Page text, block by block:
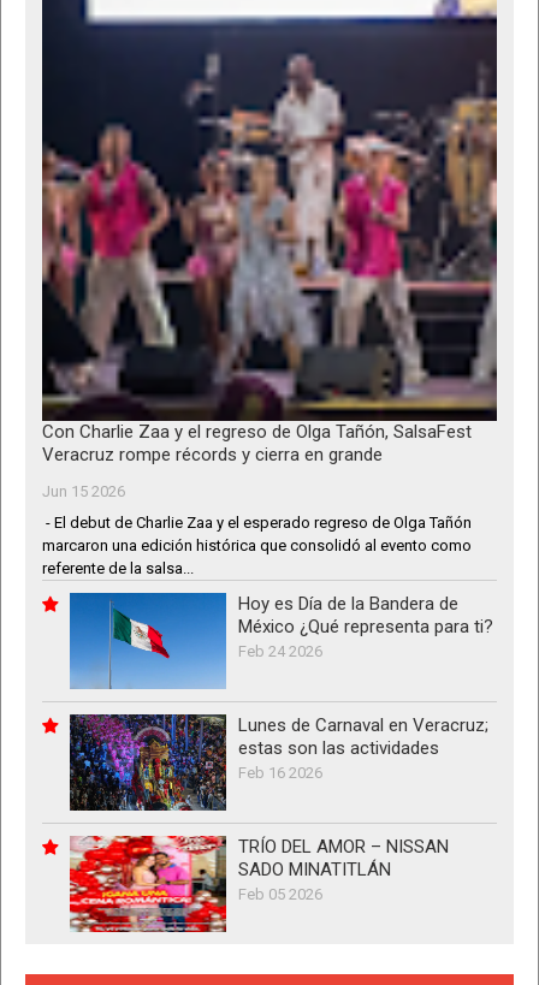
Con Charlie Zaa y el regreso de Olga Tañón, SalsaFest
Veracruz rompe récords y cierra en grande
Jun 15 2026
- El debut de Charlie Zaa y el esperado regreso de Olga Tañón
marcaron una edición histórica que consolidó al evento como
referente de la salsa...
Hoy es Día de la Bandera de
México ¿Qué representa para ti?
Feb 24 2026
Lunes de Carnaval en Veracruz;
estas son las actividades
Feb 16 2026
TRÍO DEL AMOR – NISSAN
SADO MINATITLÁN
Feb 05 2026